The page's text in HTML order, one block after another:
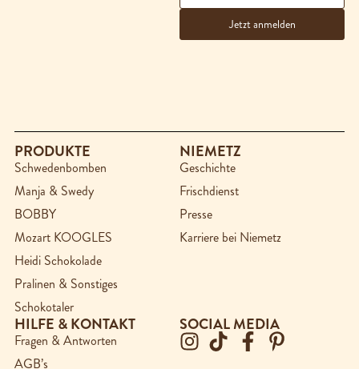
PRODUKTE
Schwedenbomben
Manja & Swedy
BOBBY
Mozart KOOGLES
Heidi Schokolade
Pralinen & Sonstiges
Schokotaler
NIEMETZ
Geschichte
Frischdienst
Presse
Karriere bei Niemetz
HILFE & KONTAKT
Fragen & Antworten
AGB’s
SOCIAL MEDIA